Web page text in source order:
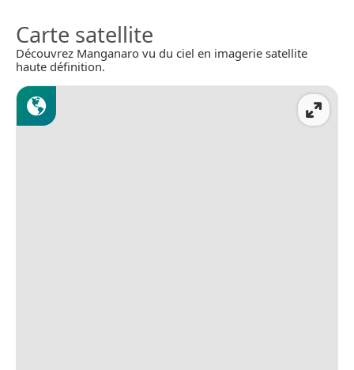
Carte satellite
Découvrez Manganaro vu du ciel en imagerie satellite
haute définition.